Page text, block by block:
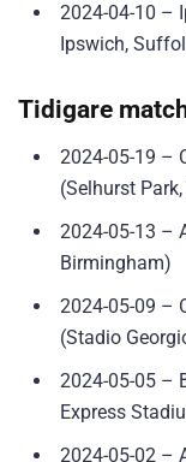
2024-04-10 –
Ipswich,
Tidigare
2024-05-19 –
(Selhurst
2024-05-13 –
Birmingham)
2024-05-09 –
(Stadio
2024-05-05 –
Express
2024-05-02 –